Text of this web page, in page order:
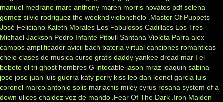
manuel medrano marc anthony maren morris novatos pdf selena
gomez silvio rodriguez the weeknd violonchelo .Master Of Puppets
José Feliciano Kaleth Morales Los Fabulosos Cadillacs Los Tres
Michael Jackson Pedro Infante Pitbull Santana Violeta Parra alex
campos amplificador avicii bach bateria virtual canciones romanticas
chelo clases de musica curso gratis daddy yankee dread mar I el
bebeto el tri ghost hombres G intocable jason mraz joaquin sabina
jose jose juan luis guerra katy perry kiss leo dan leonel garcia luis
coronel marco antonio solis mariachis miley cyrus rosana system of a
down ulices chaidez voz de mando .Fear Of The Dark .Iron Maiden